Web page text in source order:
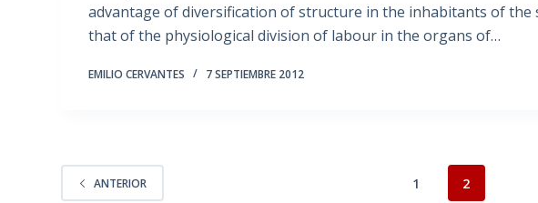
advantage of diversification of structure in the inhabitants of the
that of the physiological division of labour in the organs of…
EMILIO CERVANTES 7 SEPTIEMBRE 2012
ANTERIOR 1 2